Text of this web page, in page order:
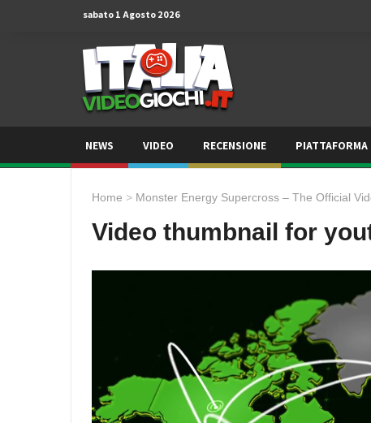
sabato 1 Agosto 2026
NEWS VIDEO RECENSIONE PIATTAFORMA
Home > Monster Energy Supercross – The Official
Video thumbnail for